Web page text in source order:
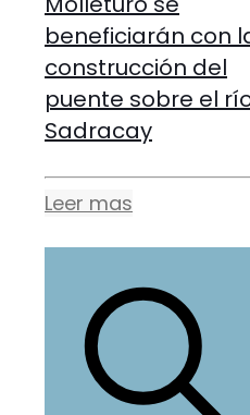
beneficiarán con
construcción del
puente sobre el
Sadracay
Leer mas